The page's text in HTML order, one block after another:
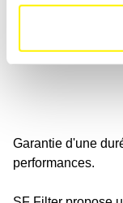
Solutions
Garantie d'une
performances.